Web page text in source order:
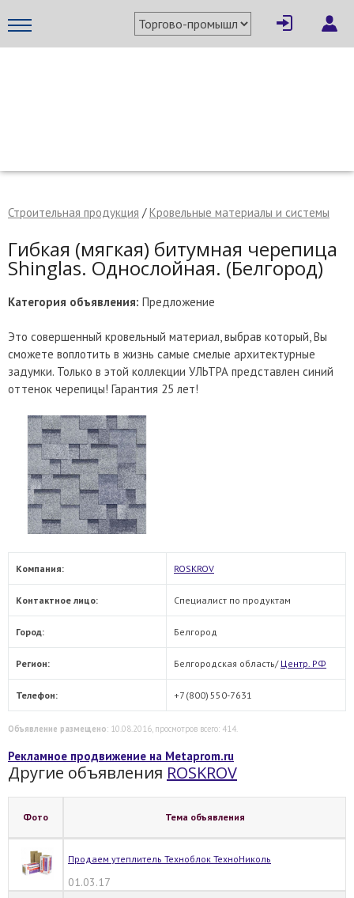
Строительная продукция /Кровельные материалы и системы
Гибкая (мягкая) битумная черепица
Shinglas. Однослойная. (Белгород)
Категория объявления: Предложение
Это совершенный кровельный материал, выбрав который, Вы
сможете воплотить в жизнь самые смелые архитектурные
задумки. Только в этой коллекции УЛЬТРА представлен синий
оттенок черепицы! Гарантия 25 лет!
× Написать поставщику
Компания: ROSKROV
Контактное лицо: Специалист по продуктам
Город: Белгород
Регион: Белгородская область/ Центр. РФ
Телефон: +7 (800) 550-7631
Объявление размещено: 10.08.2016, просмотров всего: 414.
Рекламное продвижение на Metaprom.ru
Другие объявления ROSKROV
Фото Тема объявления
Продаем утеплитель Техноблок ТехноНиколь
01.03.17